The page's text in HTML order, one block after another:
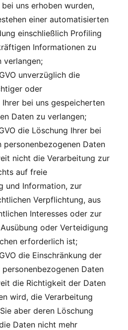
uns erhoben wurden,
einer automatisierten
einschließlich Profiling
Informationen zu
verlangen;
unverzüglich die
oder
bei uns gespeicherten
Daten zu verlangen;
die Löschung Ihrer bei
personenbezogenen Daten
nicht die Verarbeitung zur
auf freie
und Information, zur
Verpflichtung, aus
Interesses oder zur
oder Verteidigung
erforderlich ist;
die Einschränkung der
Daten
die Richtigkeit der Daten
wird, die Verarbeitung
aber deren Löschung
Daten nicht mehr